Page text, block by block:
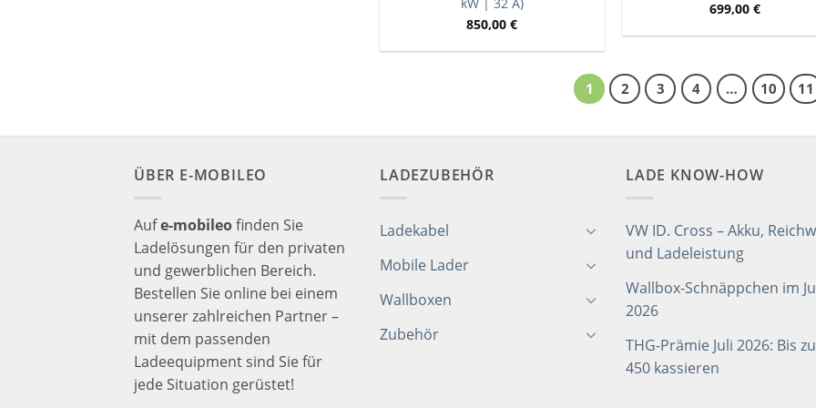
kW | 32 A)
850,00€
699,00 €
1 2 3 4 … 10 11
ÜBER E-MOBILEO
Aufe-mobileofinden Sie
Ladelösungen für den privaten
und gewerblichen Bereich.
Bestellen Sie online bei einem
unserer zahlreichen Partner –
mit dem passenden
Ladeequipment sind Sie für
jede Situation gerüstet!
LADEZUBEHÖR
Ladekabel
Mobile Lader
Wallboxen
Zubehör
LADE KNOW-HOW
VW ID. Cross – Akku,
und Ladeleistung
Wallbox-Schnäppchen im
2026
THG-Prämie Juli 2026: Bis
450 kassieren